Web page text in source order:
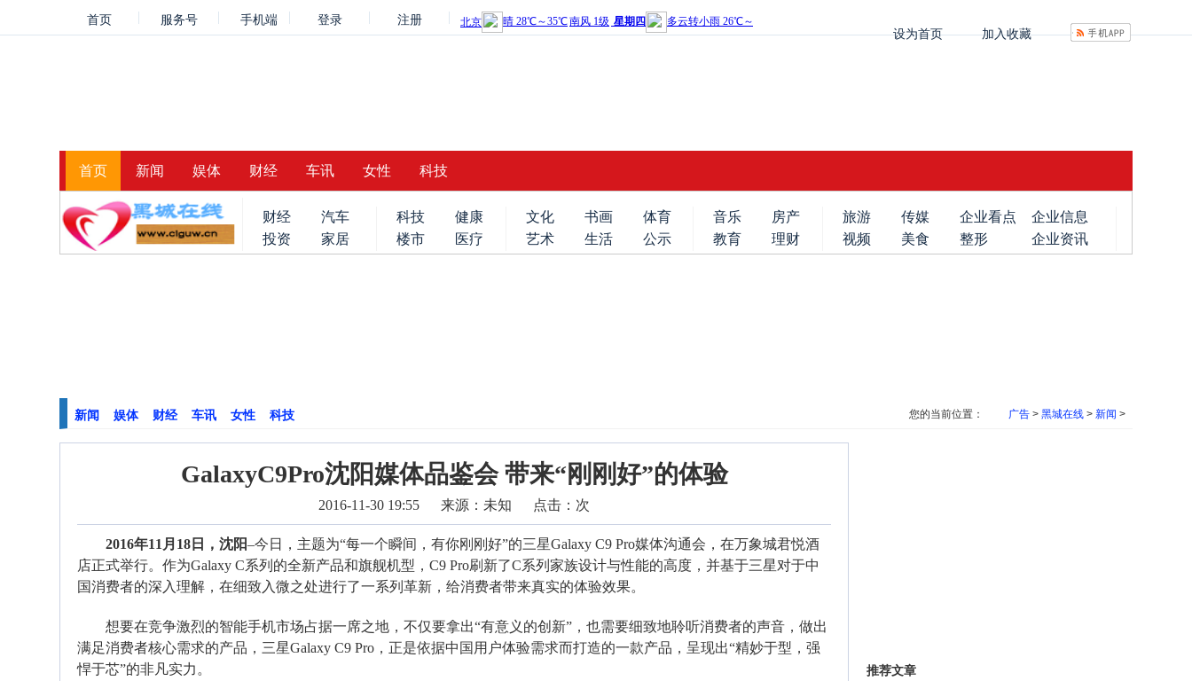
首页 服务号 手机端 登录
注册
加入收藏
设为首页
首页 新闻 娱体 财经 车讯 女性 科技
财经
汽车
投资
家居
科技
健康
楼市
医疗
文化 书画
体育
艺术
生活 公示
音乐
房产
教育
理财
旅游 传媒 企业看点
企业信息
视频
美食 整形 企业资讯
新闻 娱体 财经 车讯 女性 科技 您的当前位置： 广告 > 黑城在线 > 新闻 >
GalaxyC9Pro沈阳媒体品鉴会 带来“刚刚好”的体验
2016-11-30 19:55 来源：未知 点击： 次
2016年11月18日，沈阳–今日，主题为“每一个瞬间，有你刚刚好”的三星Galaxy C9 Pro媒体沟通会，在万象城君悦酒
店正式举行。作为Galaxy C系列 的全新产品和旗舰机型， C9 Pro刷新了C系列家族设计与性能的高度，并基于三星对于中
国消费者的深入理解，在细致入微之处进行了一系列革新，给消费者带来真实的体验效果。
想要在竞争激烈的智能手机市场占据一席之地，不仅要拿出“有意义的创新”，也需要细致地聆听消费者的声音，做出
满足消费者核心需求的产品，三星Galaxy C9 Pro，正是依据中国用户体验需求而打造的一款产品， 呈现出“精妙于型，强
悍于芯”的非凡实力。
推荐文章